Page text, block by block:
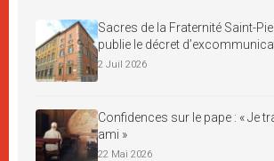
Sacres de la Fraternité Saint-
publie le décret
2 Juil 2026
Confidences sur le pape : « Je
ami »
22 Mai 2026